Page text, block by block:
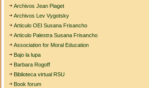
Archivos Jean Piaget
Archivos Lev Vygotsky
Articulo OEI Susana Frisancho
Articulo Palestra Susana Frisancho
Association for Moral Education
Bajo la lupa
Barbara Rogoff
Biblioteca virtual RSU
Book forum